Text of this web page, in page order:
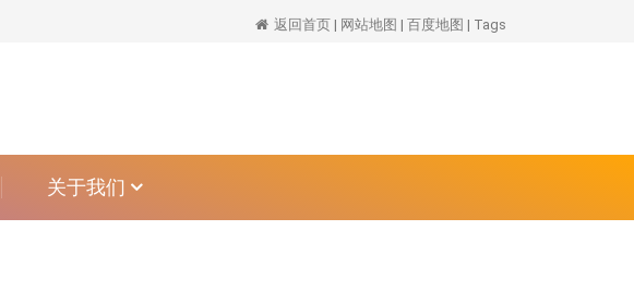
返回首页 | 网站地图 | 百度地图 | Tags
关于我们